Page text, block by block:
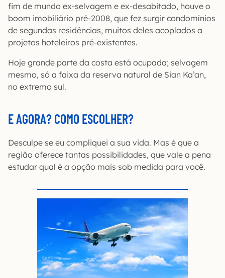
fim de mundo ex-selvagem e ex-desabitado, houve o
boom imobiliário pré-2008, que fez surgir condomínios
de segundas residências, muitos deles acoplados a
projetos hoteleiros pré-existentes.
Hoje grande parte da costa está ocupada; selvagem
mesmo, só a faixa da reserva natural de Sian Ka’an,
no extremo sul.
E AGORA? COMO ESCOLHER?
Desculpe se eu compliquei a sua vida. Mas é que a
região oferece tantas possibilidades, que vale a pena
estudar qual é a opção mais sob medida para você.